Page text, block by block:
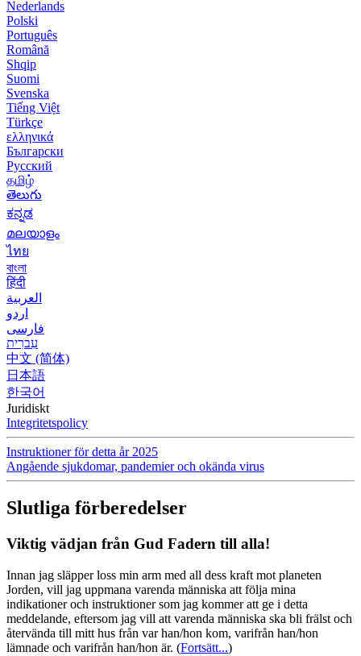
Nederlands
Polski
Português
Română
Shqip
Suomi
Svenska
Tiếng Việt
Türkçe
ελληνικά
Български
Русский
தமிழ்
తెలుగు
ಕನ್ನಡ
മലയാളം
ไทย
বাংলা
हिंदी
العربية
اردو
فارسی
עִברִית
中文 (简体)
日本語
한국어
Juridiskt
Integritetspolicy
Instruktioner för detta år 2025
Angående sjukdomar, pandemier och okända virus
Slutliga förberedelser
Viktig vädjan från Gud Fadern till alla!
Innan jag släpper loss min arm med all dess kraft mot planeten
Jorden, vill jag uppmana varenda människa att följa mina
indikationer och instruktioner som jag kommer att ge i detta
meddelande, eftersom jag vill att varenda människa ska bli frälst och
återvända till mitt hus från var han/hon kom, varifrån han/hon
lämnade och varifrån han/hon är. (Fortsätt...)